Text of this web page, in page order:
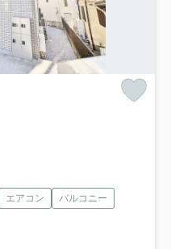
エアコン
バルコニー